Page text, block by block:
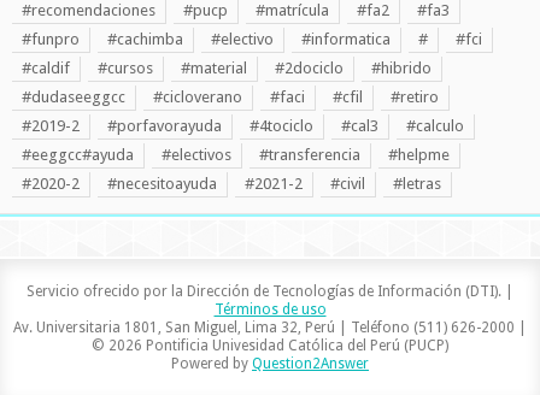
#recomendaciones
#pucp #matrícula #fa2
#fa3
#funpro
#cachimba #electivo #informatica #
#fci
#caldif
#cursos #material #2dociclo
#hibrido
#dudaseeggcc
#cicloverano #faci #cfil
#retiro
#2019-2
#porfavorayuda #4tociclo #cal3
#calculo
#eeggcc#ayuda
#electivos #transferencia
#helpme
#2020-2
#necesitoayuda #2021-2 #civil #letras
Servicio ofrecido por la Dirección de Tecnologías de Información (DTI). |
Términos de uso
Av. Universitaria 1801, San Miguel, Lima 32, Perú | Teléfono (511) 626-2000 |
© 2026 Pontificia Univesidad Católica del Perú (PUCP)
Powered by Question2Answer